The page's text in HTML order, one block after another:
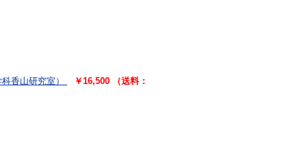
香山研究室）
￥16,500 （送料：